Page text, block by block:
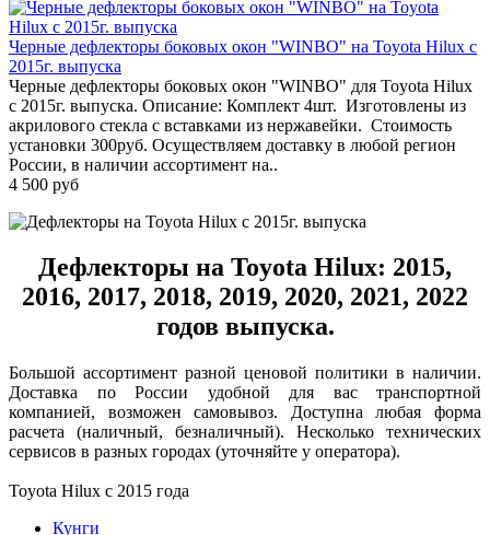
Черные дефлекторы боковых окон "WINBO" на Toyota Hilux с
2015г. выпуска
Черные дефлекторы боковых окон "WINBO" для Toyota Hilux
с 2015г. выпуска. Описание: Комплект 4шт. Изготовлены из
акрилового стекла с вставками из нержавейки. Стоимость
установки 300руб. Осуществляем доставку в любой регион
России, в наличии ассортимент на..
4 500 руб
Дефлекторы на Toyota Hilux: 2015,
2016, 2017, 2018, 2019, 2020, 2021, 2022
годов выпуска.
Большой ассортимент разной ценовой политики в наличии.
Доставка по России удобной для вас транспортной
компанией, возможен самовывоз. Доступна любая форма
расчета (наличный, безналичный). Несколько технических
сервисов в разных городах (уточняйте у оператора).
Toyota Нilux с 2015 года
Кунги